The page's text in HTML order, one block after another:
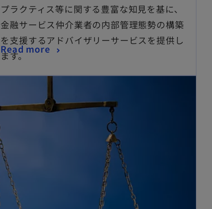
プラクティス等に関する豊富な知見を基に、
金融サービス仲介業者の内部管理態勢の構築
を支援するアドバイザリーサービスを提供し
ます。
Read more